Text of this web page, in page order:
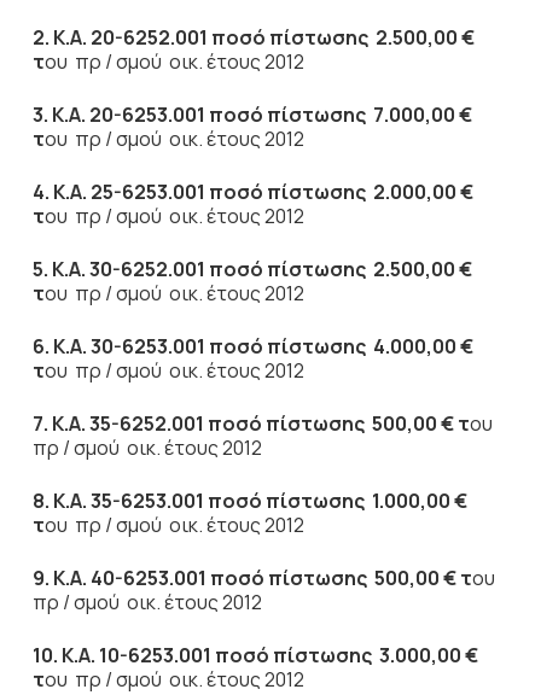
2. Κ.Α. 20-6252.001 ποσό πίστωσης 2.500,00 €
του πρ / σμού οικ. έτους 2012
3. Κ.Α. 20-6253.001 ποσό πίστωσης 7.000,00 €
του πρ / σμού οικ. έτους 2012
4. Κ.Α. 25-6253.001 ποσό πίστωσης 2.000,00 €
του πρ / σμού οικ. έτους 2012
5. Κ.Α. 30-6252.001 ποσό πίστωσης 2.500,00 €
του πρ / σμού οικ. έτους 2012
6. Κ.Α. 30-6253.001 ποσό πίστωσης 4.000,00 €
του πρ / σμού οικ. έτους 2012
7. Κ.Α. 35-6252.001 ποσό πίστωσης 500,00 € του
πρ / σμού οικ. έτους 2012
8. Κ.Α. 35-6253.001 ποσό πίστωσης 1.000,00 €
του πρ / σμού οικ. έτους 2012
9. Κ.Α. 40-6253.001 ποσό πίστωσης 500,00 € του
πρ / σμού οικ. έτους 2012
10. Κ.Α. 10-6253.001 ποσό πίστωσης 3.000,00 €
του πρ / σμού οικ. έτους 2012